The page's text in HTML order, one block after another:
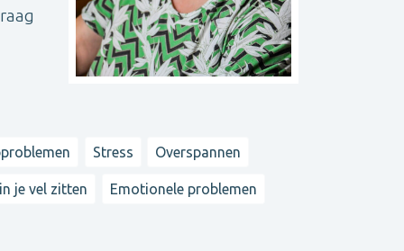
Stress Overspannen
je vel zitten Emotionele problemen